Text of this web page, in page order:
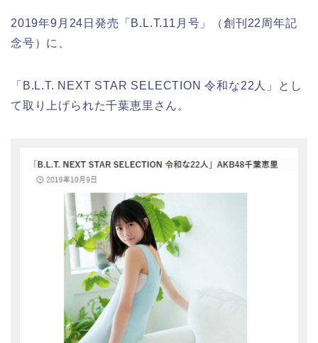
2019年9月24日発売「B.L.T.11月号」（創刊22周年記
念号）に、
「B.L.T. NEXT STAR SELECTION 令和な22人」とし
て取り上げられた千葉恵里さん。